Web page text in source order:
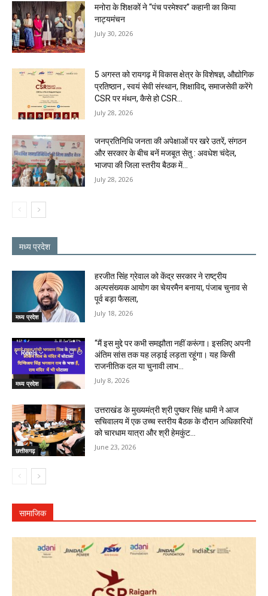
मनोरा के शिक्षकों ने “पंच परमेश्वर” कहानी का किया
नाट्यमंचन
July 30, 2026
5 अगस्त को रायगढ़ में विकास क्षेत्र के विशेषज्ञ, औद्योगिक
प्रतिष्ठान , स्वयं सेवी संस्थान, शिक्षाविद्, समाजसेवी करेंगे
CSR पर मंथन, कैसे हो CSR...
July 28, 2026
जनप्रतिनिधि जनता की अपेक्षाओं पर खरे उतरें, संगठन
और सरकार के बीच बनें मजबूत सेतु : अवधेश चंदेल,
भाजपा की जिला स्तरीय बैठक में...
July 28, 2026
मध्य प्रदेश
मध्य प्रदेश
हरजीत सिंह ग्रेवाल को केंद्र सरकार ने राष्ट्रीय
अल्पसंख्यक आयोग का चेयरमैन बनाया, पंजाब चुनाव से
पूर्व बड़ा फैसला,
July 18, 2026
मध्य प्रदेश
“मैं इस मुद्दे पर कभी समझौता नहीं करूंगा। इसलिए अपनी
अंतिम सांस तक यह लड़ाई लड़ता रहूंगा। यह किसी
राजनीतिक दल या चुनावी लाभ...
July 8, 2026
छत्तीसगढ़
उत्तराखंड के मुख्यमंत्री श्री पुष्कर सिंह धामी ने आज
सचिवालय में एक उच्च स्तरीय बैठक के दौरान अधिकारियों
को चारधाम यात्रा और श्री हेमकुंट...
June 23, 2026
सामाजिक